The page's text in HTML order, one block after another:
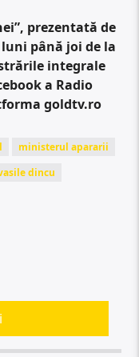
prezentată de
până joi de la
integrale
a Radio
goldtv.ro
ministerul apararii
dincu